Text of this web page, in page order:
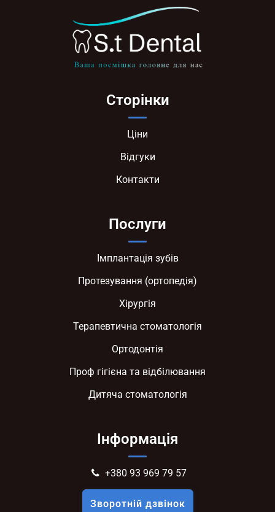
Сторінки
Ціни
Відгуки
Контакти
Послуги
Імплантація зубів
Протезування (ортопедія)
Хірургія
Терапевтична стоматологія
Ортодонтія
Проф гігієна та відбілювання
Дитяча стоматологія
Інформація
+380 93 969 79 57
Зворотній дзвінок